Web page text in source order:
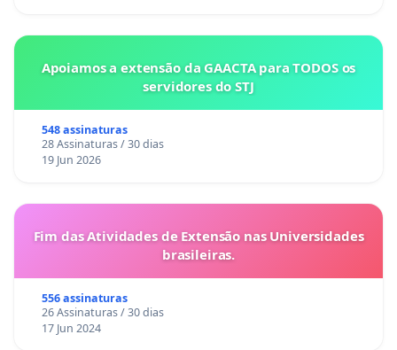
Apoiamos a extensão da GAACTA para TODOS os
servidores do STJ
548 assinaturas
28 Assinaturas / 30 dias
19 Jun 2026
Fim das Atividades de Extensão nas Universidades
brasileiras.
556 assinaturas
26 Assinaturas / 30 dias
17 Jun 2024